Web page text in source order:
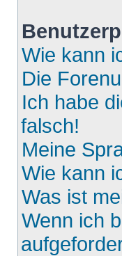
Wie kann
Die
Ich habe
falsch!
Meine
Wie kann
Was ist
Wenn ich